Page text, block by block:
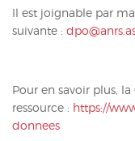
Il est joignable par
suivante :
Pour en savoir plus,
ressource : https://
donnees